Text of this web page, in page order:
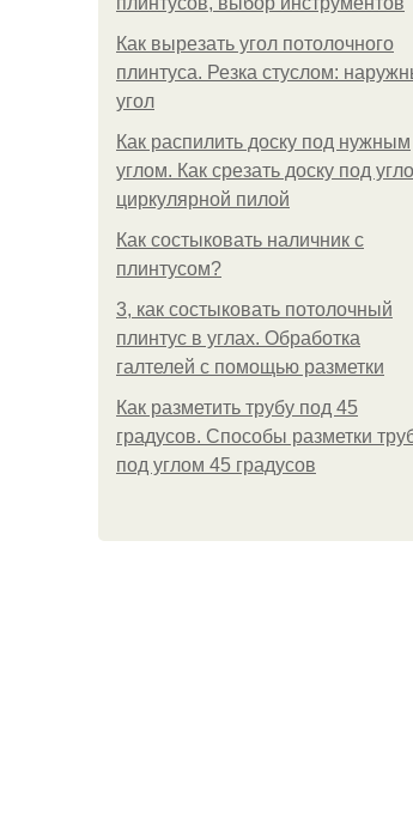
Как вырезать угол потолочного
плинтуса. Резка стуслом:
угол
Как распилить доску под нужным
углом. Как срезать доску под
циркулярной пилой
Как состыковать наличник с
плинтусом?
3, как состыковать потолочный
плинтус в углах. Обработка
галтелей с помощью разметки
Как разметить трубу под 45
градусов. Способы разметки
под углом 45 градусов